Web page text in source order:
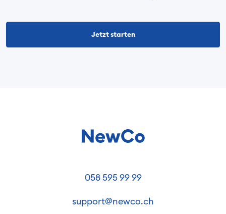
Jetzt starten
058 595 99 99
support@newco.ch